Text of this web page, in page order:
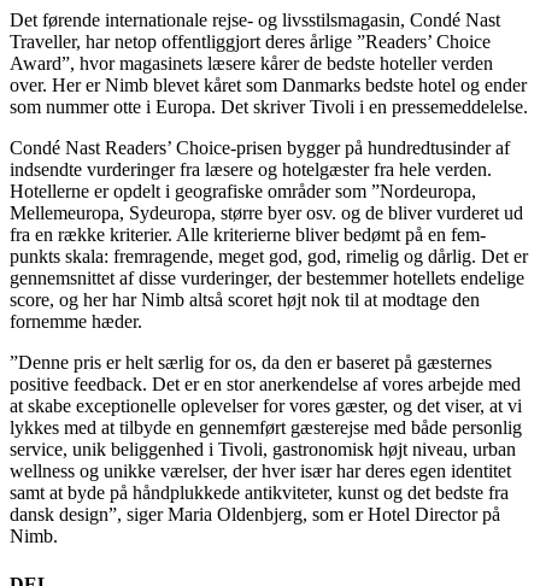
Det førende internationale rejse- og livsstilsmagasin, Condé Nast
Traveller, har netop offentliggjort deres årlige ”Readers’ Choice
Award”, hvor magasinets læsere kårer de bedste hoteller verden
over. Her er Nimb blevet kåret som Danmarks bedste hotel og ender
som nummer otte i Europa. Det skriver Tivoli i en pressemeddelelse.
Condé Nast Readers’ Choice-prisen bygger på hundredtusinder af
indsendte vurderinger fra læsere og hotelgæster fra hele verden.
Hotellerne er opdelt i geografiske områder som ”Nordeuropa,
Mellemeuropa, Sydeuropa, større byer osv. og de bliver vurderet ud
fra en række kriterier. Alle kriterierne bliver bedømt på en fem-
punkts skala: fremragende, meget god, god, rimelig og dårlig. Det er
gennemsnittet af disse vurderinger, der bestemmer hotellets endelige
score, og her har Nimb altså scoret højt nok til at modtage den
fornemme hæder.
”Denne pris er helt særlig for os, da den er baseret på gæsternes
positive feedback. Det er en stor anerkendelse af vores arbejde med
at skabe exceptionelle oplevelser for vores gæster, og det viser, at vi
lykkes med at tilbyde en gennemført gæsterejse med både personlig
service, unik beliggenhed i Tivoli, gastronomisk højt niveau, urban
wellness og unikke værelser, der hver især har deres egen identitet
samt at byde på håndplukkede antikviteter, kunst og det bedste fra
dansk design”, siger Maria Oldenbjerg, som er Hotel Director på
Nimb.